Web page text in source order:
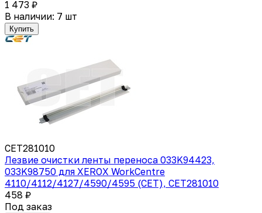
1 473 ₽
В наличии: 7 шт
Купить
CET281010
Лезвие очистки ленты переноса 033K94423,
033K98750 для XEROX WorkCentre
4110/4112/4127/4590/4595 (CET), CET281010
458 ₽
Под заказ